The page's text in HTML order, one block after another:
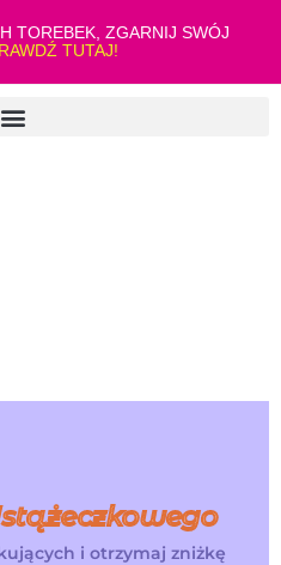
TOREBEK, ZGARNIJ SWÓJ
TUTAJ!
i otrzymaj zniżkę